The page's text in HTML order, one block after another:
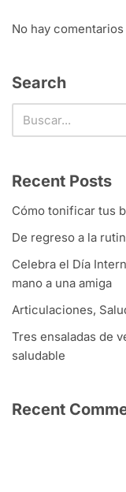
No hay
Search
Recent Posts
Cómo tonificar tus
De regreso a la
Celebra el Día
mano a una amiga
Articulaciones,
Tres ensaladas de
saludable
Recent